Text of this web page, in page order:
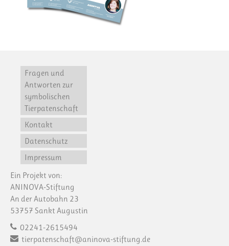
Fragen und
Antworten zur
symbolischen
Tierpatenschaft
Kontakt
Datenschutz
Impressum
Ein Projekt von:
ANINOVA-Stiftung
An der Autobahn 23
53757 Sankt Augustin
02241-2615494
tierpatenschaft@aninova-stiftung.de